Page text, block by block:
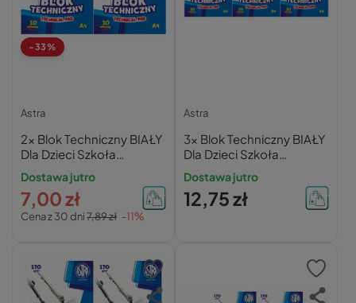
-33%
Astra
2x Blok Techniczny BIAŁY
Dla Dzieci Szkoła
Plastyka A4/10k 170g
Astra
Dostawa jutro
Cena z 30 dni7,89 zł -11%
7,00 zł
Astra
3x Blok Techniczny BIAŁY
Dla Dzieci Szkoła
Plastyka A4/10k 170g
Astra
Dostawa jutro
12,75 zł